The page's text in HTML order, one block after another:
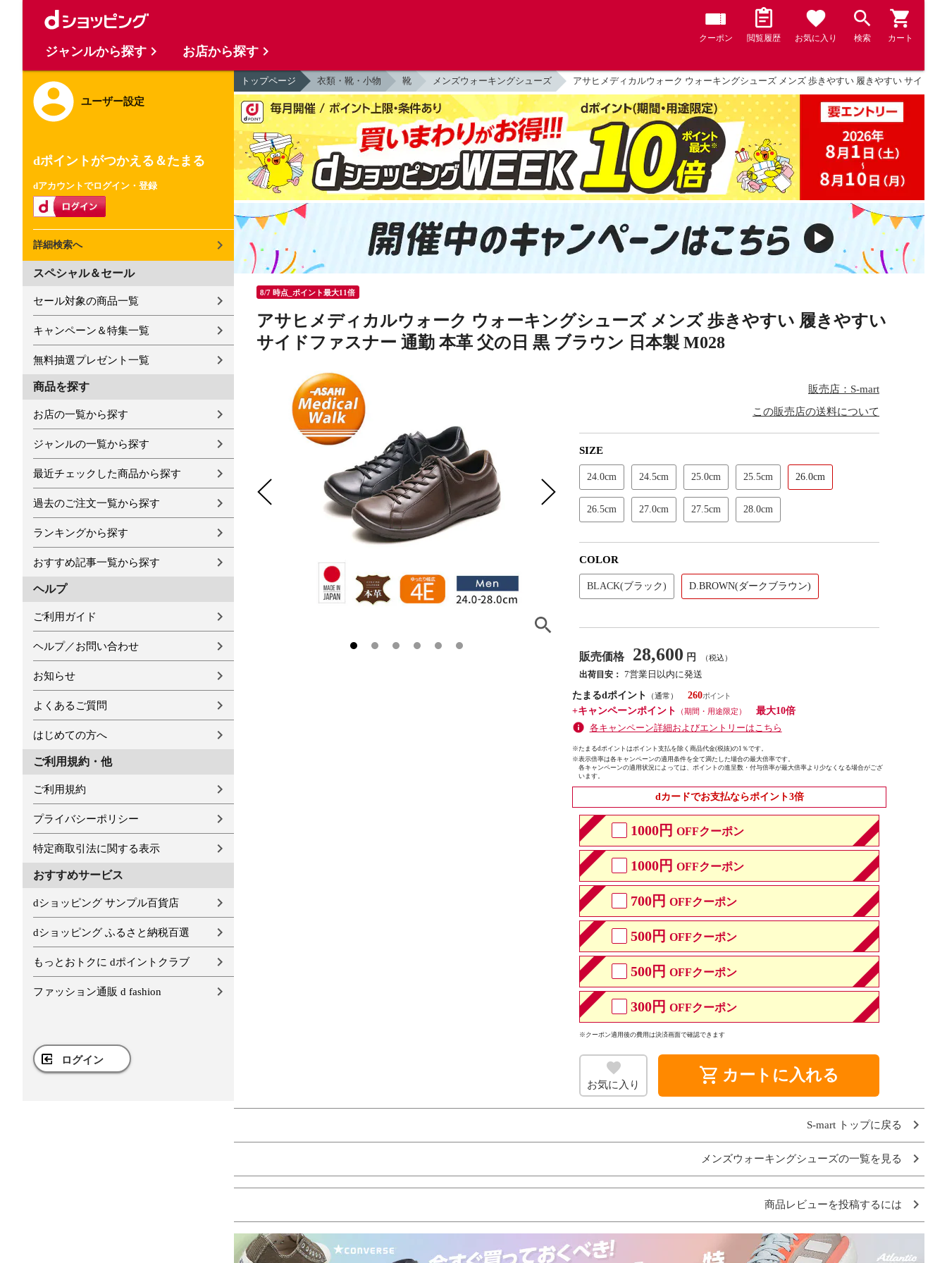
クーポン 閲覧履歴 お気に入り 検索 カート
ユーザー設定
dポイントがつかえる＆たまる
dアカウントでログイン・登録
詳細検索へ
スペシャル＆セール
セール対象の商品一覧
キャンペーン＆特集一覧
無料抽選プレゼント一覧
商品を探す
お店の一覧から探す
ジャンルの一覧から探す
最近チェックした商品から探す
過去のご注文一覧から探す
ランキングから探す
おすすめ記事一覧から探す
ヘルプ
ご利用ガイド
ヘルプ／お問い合わせ
お知らせ
よくあるご質問
はじめての方へ
ご利用規約・他
ご利用規約
プライバシーポリシー
特定商取引法に関する表示
おすすめサービス
dショッピング サンプル百貨店
dショッピング ふるさと納税百選
もっとおトクに dポイントクラブ
ファッション通販 d fashion
ログイン
トップページ 衣類・靴・小物 靴 メンズウォーキングシューズ アサヒメディカルウォーク ウォーキングシューズ メンズ 歩きやすい 履きやすい サイドフ
8/7 時点_ポイント最大11倍
アサヒメディカルウォーク ウォーキングシューズ メンズ 歩きやすい 履きやすい
サイドファスナー 通勤 本革 父の日 黒 ブラウン 日本製 M028
販売店：S-mart
この販売店の送料について
SIZE
24.0cm 24.5cm 25.0cm 25.5cm 26.0cm
26.5cm 27.0cm 27.5cm 28.0cm
COLOR
BLACK(ブラック) D.BROWN(ダークブラウン)
販売価格 28,600 円 （税込）
出荷目安： 7営業日以内に発送
たまるdポイント
（通常）
260
+キャンペーンポイント
（期間・用途限定）
最大10倍
各キャンペーン詳細およびエントリーはこちら
※たまるdポイントはポイント支払を除く商品代金(税抜)の1％です。
※表示倍率は各キャンペーンの適用条件を全て満たした場合の最大倍率です。
各キャンペーンの適用状況によっては、ポイントの進呈数・付与倍率が最大倍率より少なくなる場合がござ
います。
dカードでお支払ならポイント3倍
1000円 OFFクーポン
1000円 OFFクーポン
700円 OFFクーポン
500円 OFFクーポン
500円 OFFクーポン
300円 OFFクーポン
※クーポン適用後の費用は決済画面で確認できます
お気に入り shopping_cart カートに入れる
S-mart トップに戻る
メンズウォーキングシューズの一覧を見る
商品レビューを投稿するには
ジャンルから探す お店から探す